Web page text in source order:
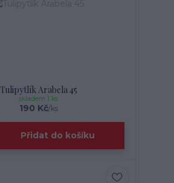
Tulipytlík Arabela 45
190 Kč/ks
skladem 1 ks
Přidat do košíku